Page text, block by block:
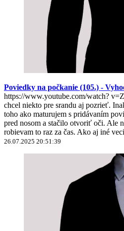
Poviedky na počkanie (105.) -
https://www.youtube.com/watch?
chcel niekto pre srandu aj pozrieť.
toho ako maturujem s pridávaním
pred nosom a stačilo otvoriť oči. Ale
robievam to raz za čas. Ako aj iné
26.07.2025 20:51:39